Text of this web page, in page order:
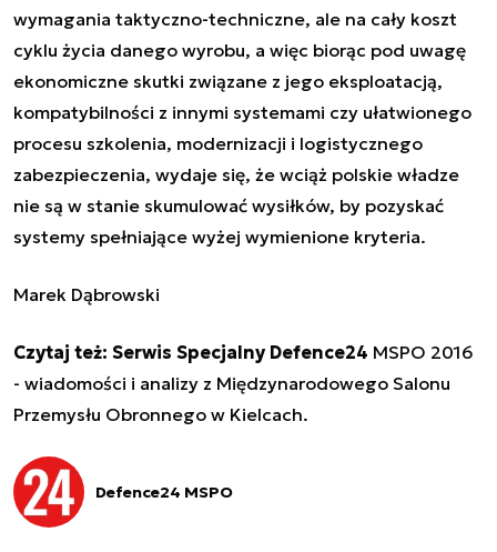
wymagania taktyczno-techniczne, ale na cały koszt
cyklu życia danego wyrobu, a więc biorąc pod uwagę
ekonomiczne skutki związane z jego eksploatacją,
kompatybilności z innymi systemami czy ułatwionego
procesu szkolenia, modernizacji i logistycznego
zabezpieczenia, wydaje się, że wciąż polskie władze
nie są w stanie skumulować wysiłków, by pozyskać
systemy spełniające wyżej wymienione kryteria.
Marek Dąbrowski
Czytaj też: Serwis Specjalny Defence24 MSPO 2016
- wiadomości i analizy z Międzynarodowego Salonu
Przemysłu Obronnego w Kielcach.
Defence24 MSPO